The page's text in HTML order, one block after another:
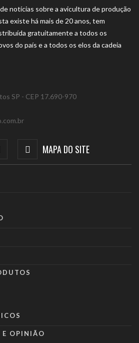
notícias sobre a avicultura de produção
existe há mais de 20 anos, tem
gratuitamente a todos os
do país e a todos os elos da cadeia
SP - CEP 17.690-970
MAPA DO SITE
E OPINIÃO